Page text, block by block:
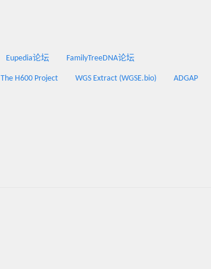
Eupedia论坛 FamilyTreeDNA论坛
The H600 Project WGS Extract (WGSE.bio) ADGAP